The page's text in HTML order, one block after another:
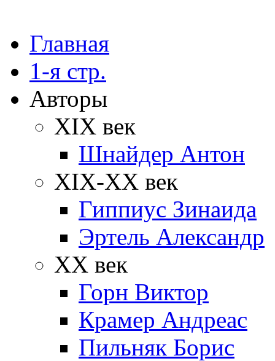
Главная
1-я стр.
Авторы
XIX век
Шнайдер Антон
XIX-XX век
Гиппиус Зинаида
Эртель Александр
XX век
Горн Виктор
Крамер Андреас
Пильняк Борис